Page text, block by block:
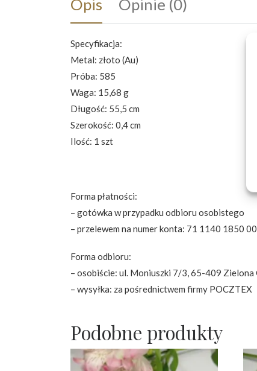
Opis Opinie (0)
Specyfikacja:
Metal: złoto (Au)
Próba: 585
Waga: 15,68 g
Długość: 55,5 cm
Szerokość: 0,4 cm
Ilość: 1 szt
Forma płatności:
– gotówka w przypadku odbioru osobistego
– przelewem na numer konta: 71 1140 1850
Forma odbioru:
– osobiście: ul. Moniuszki 7/3, 65-409 Zielona
– wysyłka: za pośrednictwem firmy POCZTEX
Podobne produkty